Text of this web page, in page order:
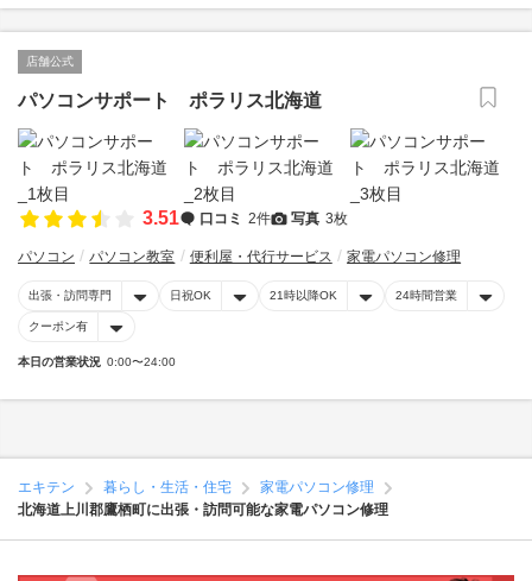
店舗公式
パソコンサポート ポラリス北海道
3.51 口コミ 2件 写真 3枚
パソコン パソコン教室 便利屋・代行サービス 家電パソコン修理
出張・訪問専門 日祝OK 21時以降OK 24時間営業
クーポン有
本日の営業状況 0:00〜24:00
エキテン 暮らし・生活・住宅
家電パソコン修理
北海道上川郡鷹栖町に出張・訪問可能な家電パソコン修理